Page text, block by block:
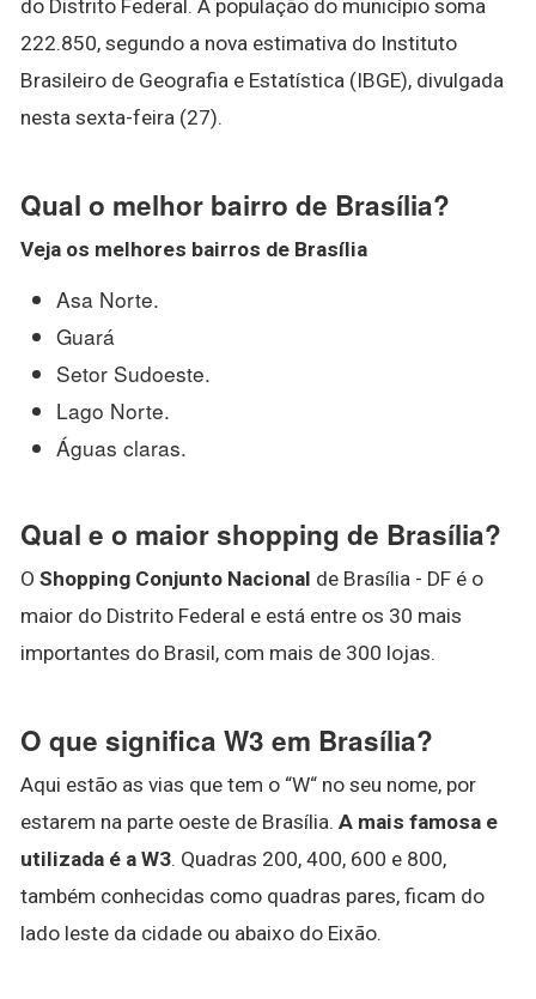
do Distrito Federal. A população do município soma
222.850, segundo a nova estimativa do Instituto
Brasileiro de Geografia e Estatística (IBGE), divulgada
nesta sexta-feira (27).
Qual o melhor bairro de Brasília?
Veja os melhores bairros de Brasília
Asa Norte.
Guará
Setor Sudoeste.
Lago Norte.
Águas claras.
Qual e o maior shopping de Brasília?
O Shopping Conjunto Nacional de Brasília - DF é o
maior do Distrito Federal e está entre os 30 mais
importantes do Brasil, com mais de 300 lojas.
O que significa W3 em Brasília?
Aqui estão as vias que tem o “W“ no seu nome, por
estarem na parte oeste de Brasília. A mais famosa e
utilizada é a W3. Quadras 200, 400, 600 e 800,
também conhecidas como quadras pares, ficam do
lado leste da cidade ou abaixo do Eixão.